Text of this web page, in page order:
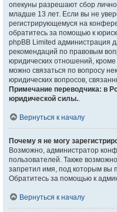
опекуны разрешают сбор
младше 13 лет. Если вы не
регистрирующемуся на
обратитесь за помощью к
phpBB Limited администрация
рекомендаций по правовым
юридических отношений,
можно связаться по вопросу
юридических вопросов,
Примечание переводчика: в
юридической силы..
Вернуться к началу
Почему я не могу
Возможно, администратор
пользователей. Также
запретил имя, под которым вы
Обратитесь за помощью к
Вернуться к началу